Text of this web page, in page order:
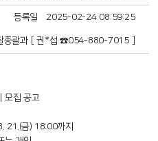
등록일 2025-02-24 08:59:25
총괄과 [ 권*섭 ☎054-880-7015 ]
모집 공고
21.(금) 18:00까지